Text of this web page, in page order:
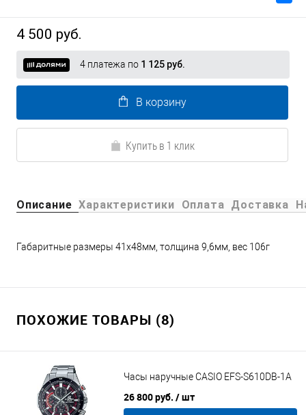
4 500 руб.
4 платежа по 1 125 руб.
В корзину
Купить в 1 клик
Описание Характеристики Оплата Доставка
Габаритные размеры 41x48мм, толщина 9,6мм, вес 106г
ПОХОЖИЕ ТОВАРЫ (8)
Часы наручные CASIO EFS-S610DB-1A
26 800 руб. / шт